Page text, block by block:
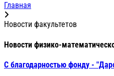
Главная
Новости факультетов
Новости физико-
С благодарностью фонду -